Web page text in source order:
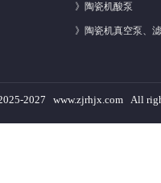
》 陶瓷机酸泵
》 陶瓷机真空泵、
2027 www.zjrhjx.com All